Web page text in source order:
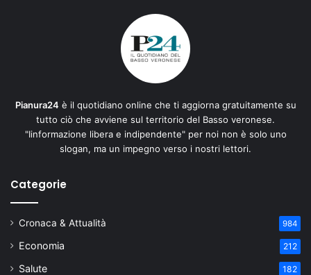
Pianura24 è il quotidiano online che ti aggiorna gratuitamente su
tutto ciò che avviene sul territorio del Basso veronese.
"Iinformazione libera e indipendente" per noi non è solo uno
slogan, ma un impegno verso i nostri lettori.
Categorie
Cronaca & Attualità 984
Economia 212
Salute 182